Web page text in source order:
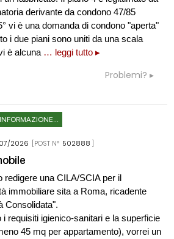
derivante da condono 47/85
vi è una domanda di condono "aperta"
i due piani sono uniti da una scala
è alcuna … leggi tutto ▸
Problemi?
2026 [POST N° 502888 ]
redigere una CILA/SCIA per il
immobiliare sita a Roma, ricadente
Consolidata".
requisiti igienico-sanitari e la superficie
45 mq per appartamento), vorrei un